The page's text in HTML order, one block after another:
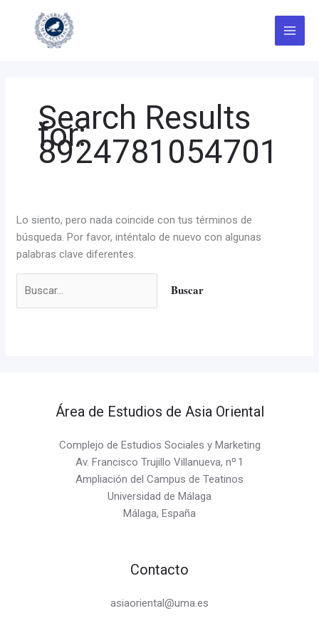
contenido
Search Results
for:
8924781054701
Lo siento, pero nada coincide con tus términos de
búsqueda. Por favor, inténtalo de nuevo con algunas
palabras clave diferentes.
Área de Estudios de Asia Oriental
Complejo de Estudios Sociales y Marketing
Av. Francisco Trujillo Villanueva, nº 1
Ampliación del Campus de Teatinos
Universidad de Málaga
Málaga, España
Contacto
asiaoriental@uma.es